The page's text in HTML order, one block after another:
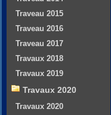
Traveau 2015
Traveau 2016
Traveau 2017
Travaux 2018
Travaux 2019
Travaux 2020
Travaux 2020